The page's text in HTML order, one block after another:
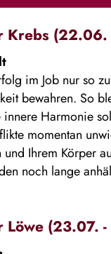
Krebs
im Job nur so
bewahren. So
Harmonie
momentan
Ihrem Körper
noch lange
Löwe (23.07.